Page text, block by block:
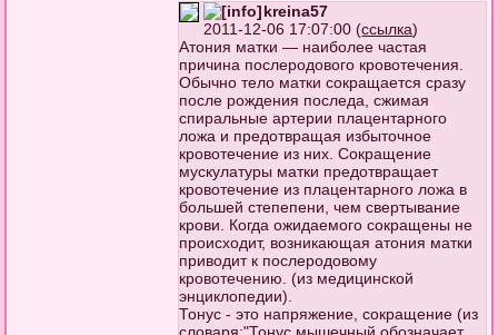
kreina57
2011-12-06 17:07:00 (ссылка)
Атония матки — наиболее частая
причина послеродового кровотечения.
Обычно тело матки сокращается сразу
после рождения последа, сжимая
спиральные артерии плацентарного
ложа и предотвращая избыточное
кровотечениe из них. Сокращение
мускулатуры матки предотвращает
кровотечение из плацентарного ложа в
большей степепени, чем свертывание
крови. Когда ожидаемого сокращены не
происходит, возникающая атония матки
приводит к послеродовому
кровотечению. (из медицинской
энциклопедии).
Тонус - это напряжение, сокращение (из
словаря:"Тонус мышечный обозначает